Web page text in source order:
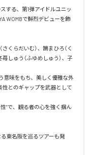
する、第1弾アイドルユニッ
WOMBで鮮烈デビューを飾
くらだいむ）、鵠まひろ（く
苺しゅう（ふゆめしゅう）、子
う意味をもち、美しく優雅な外
性とのギャップを武器として
”で、観る者の心を強く掴ん
東名阪を巡るツアーも発